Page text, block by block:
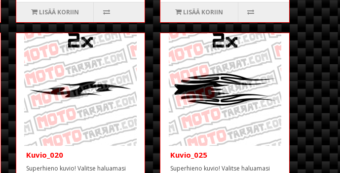
LISÄÄ KORIIN LISÄÄ KORIIN
Kuvio_020
Superhieno kuvio! Valitse haluamasi
Kuvio_025
Superhieno kuvio! Valitse haluamasi